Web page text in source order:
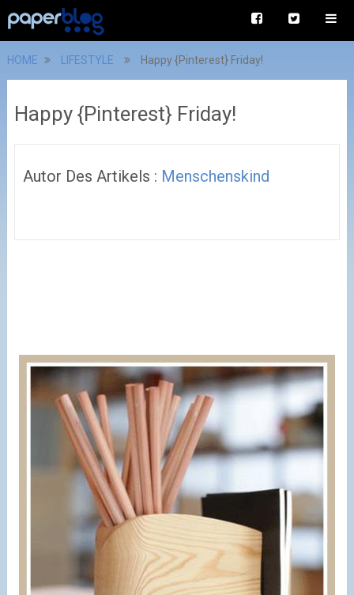
HOME LIFESTYLE Happy {Pinterest} Friday!
Happy {Pinterest} Friday!
Autor Des Artikels : Menschenskind